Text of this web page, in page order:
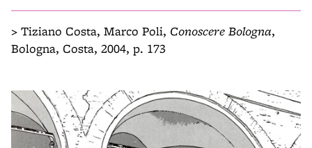
> Tiziano Costa, Marco Poli, Conoscere Bologna,
Bologna, Costa, 2004, p. 173